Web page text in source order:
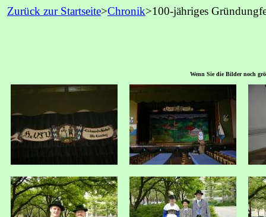
Zurück zur Startseite>Chronik>100-jähriges
Wenn Sie die Bilder noch